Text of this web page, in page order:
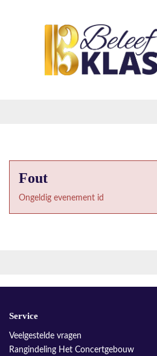
Fout
Ongeldig evenement id
Service
Veelgestelde vragen
Rangindeling Het Concertgebouw